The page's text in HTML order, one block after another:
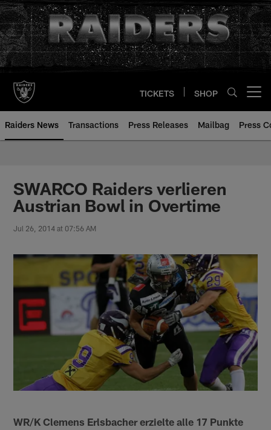
Skip
to
main
content
TICKETS SHOP
Raiders News Transactions Press Releases Mailbag Press
SWARCO Raiders verlieren
Austrian Bowl in Overtime
Jul 26, 2014 at 07:56 AM
WR/K Clemens Erlsbacher erzielte alle 17 Punkte